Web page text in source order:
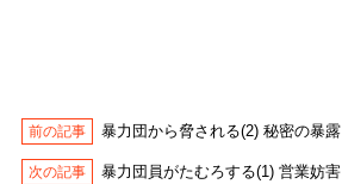
暴力団から脅される(2) 秘密の暴露
暴力団員がたむろする(1) 営業妨害